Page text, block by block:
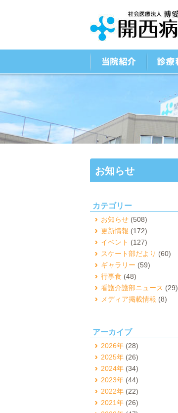
お知らせ
カテゴリー
お知らせ (508)
更新情報 (172)
イベント (127)
スケート部だより (60)
ギャラリー (59)
行事食 (48)
看護介護部ニュース (29)
メディア掲載情報 (8)
アーカイブ
2026年 (28)
2025年 (26)
2024年 (34)
2023年 (44)
2022年 (22)
2021年 (26)